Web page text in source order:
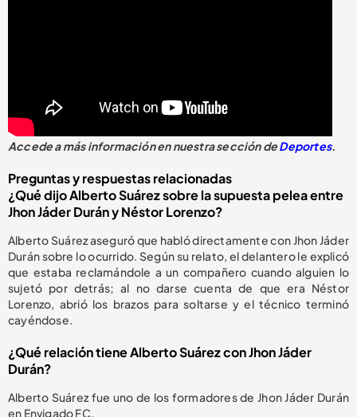
Accede a más información en nuestra sección deDeportes.
Preguntas y respuestas relacionadas
¿Qué dijo Alberto Suárez sobre la supuesta pelea entre
Jhon Jáder Durán y Néstor Lorenzo?
Alberto Suárez aseguró que habló directamente con Jhon Jáder
Durán sobre lo ocurrido. Según su relato, el delantero le explicó
que estaba reclamándole a un compañero cuando alguien lo
sujetó por detrás; al no darse cuenta de que era Néstor
Lorenzo, abrió los brazos para soltarse y el técnico terminó
cayéndose.
¿Qué relación tiene Alberto Suárez con Jhon Jáder
Durán?
Alberto Suárez fue uno de los formadores de Jhon Jáder Durán
en Envigado FC.